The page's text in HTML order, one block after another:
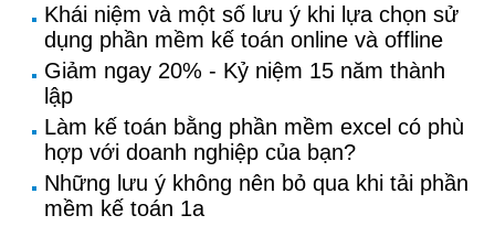
Khái niệm và một số lưu ý khi lựa chọn sử
dụng phần mềm kế toán online và offline
Giảm ngay 20% - Kỷ niệm 15 năm thành
lập
Làm kế toán bằng phần mềm excel có phù
hợp với doanh nghiệp của bạn?
Những lưu ý không nên bỏ qua khi tải phần
mềm kế toán 1a